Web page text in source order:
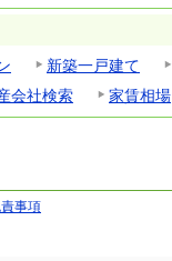
新築一戸建て
会社検索 家賃相場
事項